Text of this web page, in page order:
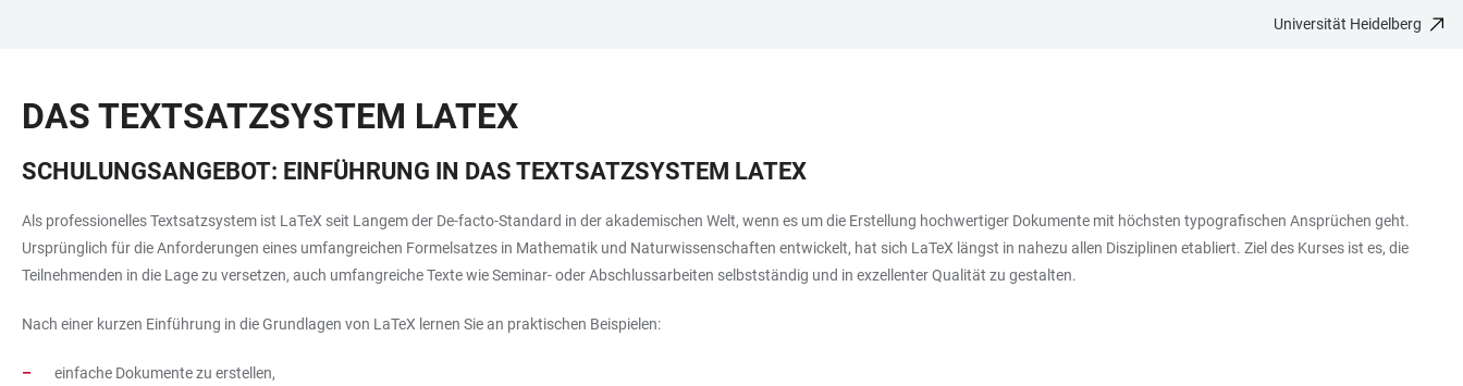
BARRIEREFREIHEIT
Universität Heidelberg
DAS TEXTSATZSYSTEM LATEX
SCHULUNGSANGEBOT: EINFÜHRUNG IN DAS TEXTSATZSYSTEM LATEX
Als professionelles Textsatzsystem ist LaTeX seit Langem der De-facto-Standard in der akademischen Welt, wenn es um die Erstellung hochwertiger Dokumente mit höchsten typografischen Ansprüchen geht.
Ursprünglich für die Anforderungen eines umfangreichen Formelsatzes in Mathematik und Naturwissenschaften entwickelt, hat sich LaTeX längst in nahezu allen Disziplinen etabliert. Ziel des Kurses ist es, die
Teilnehmenden in die Lage zu versetzen, auch umfangreiche Texte wie Seminar- oder Abschlussarbeiten selbstständig und in exzellenter Qualität zu gestalten.
Nach einer kurzen Einführung in die Grundlagen von LaTeX lernen Sie an praktischen Beispielen:
einfache Dokumente zu erstellen,